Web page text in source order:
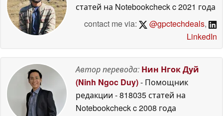
статей на Notebookcheckc 2021 года
contact me via:
@gpctechdeals,
LinkedIn
Автор перевода: Нин Нгок Дуй
(Ninh Ngoc Duy)- Помощник
редакции - 818035 статей на
Notebookcheckc 2008 года